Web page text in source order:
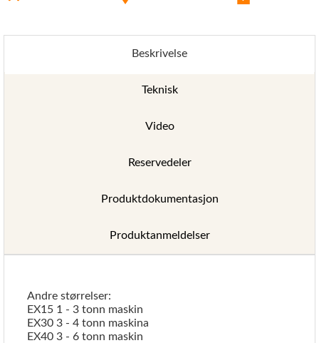
Beskrivelse
Teknisk
Video
Reservedeler
Produktdokumentasjon
Produktanmeldelser
Andre størrelser:
EX15 1 - 3 tonn maskin
EX30 3 - 4 tonn maskina
EX40 3 - 6 tonn maskin